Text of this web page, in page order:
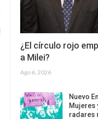
¿El círculo rojo
a Milei?
Ago 6, 2026
Nuevo
Mujeres
radares